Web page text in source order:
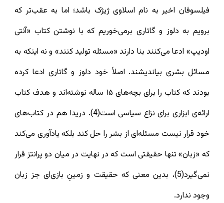
فیلسوفان اخیر به نام اسلاوی ژیژک باشد؛ اما به عقب‌تر که
برویم به دلوز و گاتاری برمی‌خوریم که با نوشتن کتاب «آنتی
اودیپ» ادعا می‌کنند بنا دارند «مسئله تولید کنند» و نه اینکه به
مسائل بشری بیاندیشند. اصلاً خود دلوز و گاتاری ادعا کرده
بودند که کتاب را برای بچه‌های ۱۵ ساله نوشته‌اند و هدف کتاب
ارائه‌ی ابزاری برای نزاع سیاسی است(4). دریدا هم در کتاب‌های
خود قرار نیست مسئله‌ای از بشر را حل کند بلکه یادآوری ‌می‌کند
که «زبان» تنها حقیقتی است که در نهایت در میان دو پرانتز قرار
نمی‌گیرد(5)، بدین معنی که حقیقت و زمینِ بازی‌ای جز زبان
وجود ندارد.